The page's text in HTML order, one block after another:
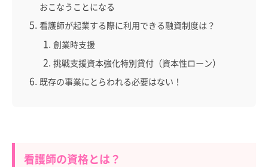
おこなうことになる
看護師が起業する際に利用できる融資制度は？
創業時支援
挑戦支援資本強化特別貸付（資本性ローン）
既存の事業にとらわれる必要はない！
看護師の資格とは？